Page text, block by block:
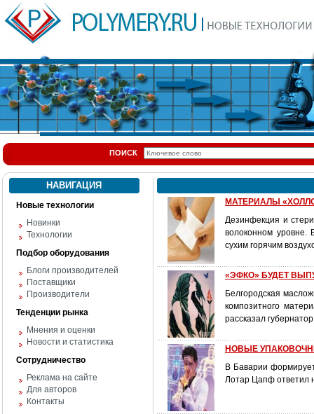
ПОИСК
НАВИГАЦИЯ
Новые технологии
Новинки
Технологии
Подбор оборудования
Блоги производителей
Поставщики
Производители
Тенденции рынка
Мнения и оценки
Новости и статистика
Сотрудничество
Реклама на сайте
Для авторов
Контакты
МАТЕРИАЛЫ
Дезинфекция и
волоконном уровне.
сухим горячим
«ЭФКО» БУДЕТ
Белгородская
композитного
рассказал
НОВЫЕ
В Баварии
Лотар Цапф ответил